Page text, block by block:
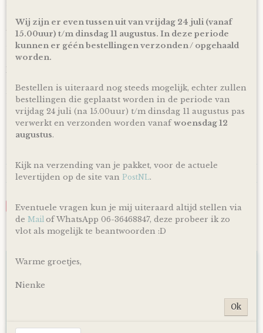
Of je laat je bestellinggratisbinnen Nederland verzenden*
via PostNL pakketservice inclusief track en trace code!
Uiteraard is rechtstreeks verzending naar de kersverse
ouders (to be) ook mogelijk! En voor de persoonlijke touch
kan je een eigen wens of berichtje aan de ouders (to be)
zorg ik ervoor dat er een kaartje toegevoegd wordt aan je
cadeau!
*Producten, op voorraad, worden binnen 1-4 werkdagen
door ons verzonden! De dag van levering is afhankelijk van
de dienstregeling van PostNL. Kijk voor de actuele
Reacties
Save
Ook interessant
Wij zijn er even tussen uit van vrijdag 24 juli (vanaf
15.00uur) t/m dinsdag 11 augustus. In deze periode
kunnen er géén bestellingen verzonden / opgehaald
worden.
Bestellen is uiteraard nog steeds mogelijk, echter zullen
bestellingen die geplaatst worden in de periode van
vrijdag 24 juli (na 15.00uur) t/m dinsdag 11 augustus pas
verwerkt en verzonden worden vanafwoensdag 12
augustus.
Kijk na verzending van je pakket, voor de actuele
levertijden op de site van PostNL.
Eventuele vragen kun je mij uiteraard altijd stellen via
de Mail of WhatsApp 06-36468847, deze probeer ik zo
vlot als mogelijk te beantwoorden :D
Warme groetjes,
Nienke
Ok